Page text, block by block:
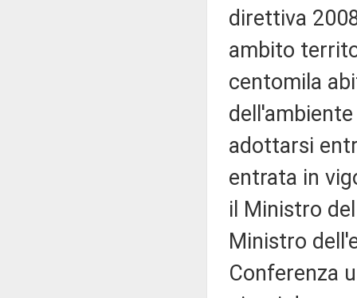
direttiva
ambito
centomila
adottarsi
entrata in
il Ministro
Ministro
Conferenza